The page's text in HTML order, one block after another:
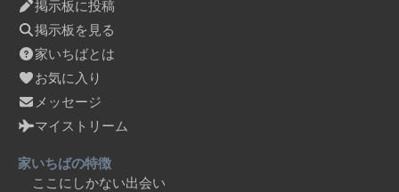
掲示板に投稿
掲示板を見る
家いちばとは
お気に入り
メッセージ
マイストリーム
家いちばの特徴
ここにしかない出会い